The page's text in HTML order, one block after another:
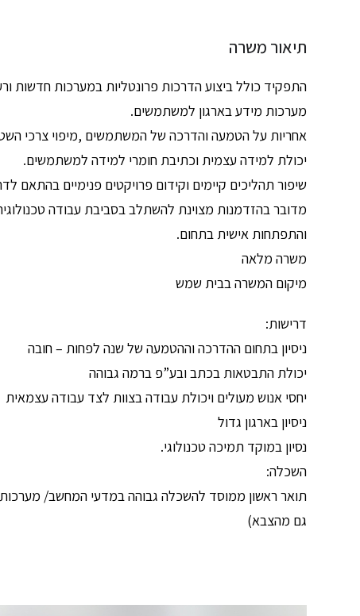
תיאור משרה
התפקיד כולל ביצוע הדרכות פרונטליות במערכות חדשות
מערכות מידע בארגון למשתמשים.
אחריות על הטמעה והדרכה של המשתמשים ,מיפוי צרכי
יכולת למידה עצמית וכתיבת חומרי למידה למשתמשים.
שיפור תהליכים קיימים וקידום פרויקטים פנימיים בהתאם
מדובר בהזדמנות מצוינת להשתלב בסביבת עבודה
והתפתחות אישית בתחום.
משרה מלאה
מיקום המשרה בבית שמש
דרישות:
ניסיון בתחום ההדרכה וההטמעה של שנה לפחות – חובה
יכולת התבטאות בכתב ובע”פ ברמה גבוהה
יחסי אנוש מעולים ויכולת עבודה בצוות לצד עבודה עצמאית
ניסיון בארגון גדול
נסיון במוקד תמיכה טכנולוגי.
השכלה:
גם מהצבא)